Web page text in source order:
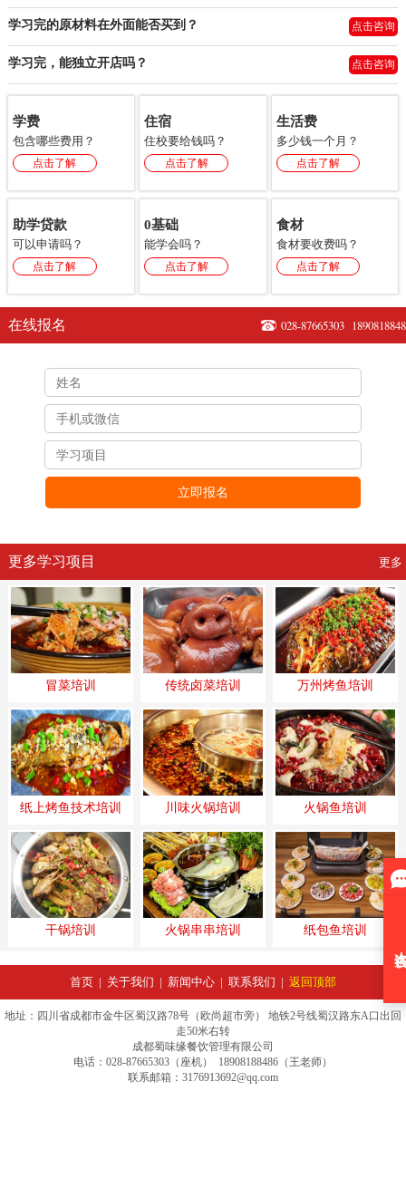
学习完的原材料在外面能否买到？ 点击咨询
学习完，能独立开店吗？ 点击咨询
学费
包含哪些费用？
点击了解
住宿
住校要给钱吗？
点击了解
生活费
多少钱一个月？
点击了解
助学贷款
可以申请吗？
点击了解
0基础
能学会吗？
点击了解
食材
食材要收费吗？
点击了解
在线报名 028-87665303
立即报名
更多学习项目 更多
冒菜培训 传统卤菜培训 万州烤鱼培训
纸上烤鱼技术培训 川味火锅培训 火锅鱼培训
干锅培训 火锅串串培训 纸包鱼培训
首页 | 关于我们 | 新闻中心 | 联系我们 | 返回顶部
地址：四川省成都市金牛区蜀汉路78号（欧尚超市旁） 地铁2号线蜀汉路东A口出回
走50米右转
成都蜀味缘餐饮管理有限公司
电话：028-87665303（座机） 18908188486（王老师）
联系邮箱：3176913692@qq.com